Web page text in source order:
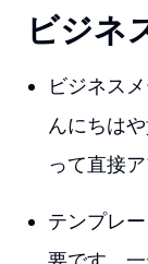
ビジネ
ビジネス
んにちは
って直接
テンプレ